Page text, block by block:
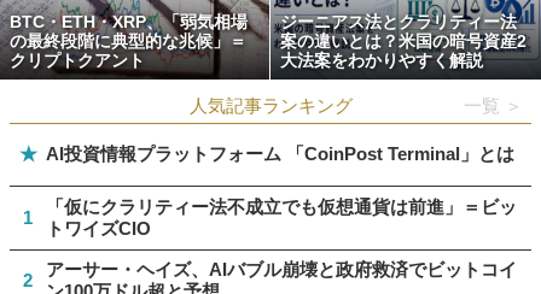
BTC・ETH・XRP、「弱気相場
の最終段階に典型的な兆候」＝
クリプトクアント
ジーニアス法とクラリティー法
案の違いとは？米国の暗号資産2
大法案をわかりやすく解説
人気記事ランキング 一覧 ＞
★ AI投資情報プラットフォーム 「CoinPost Terminal」とは
1
「仮にクラリティー法不成立でも仮想通貨は前進」＝ビッ
トワイズCIO
2
アーサー・ヘイズ、AIバブル崩壊と政府救済でビットコイ